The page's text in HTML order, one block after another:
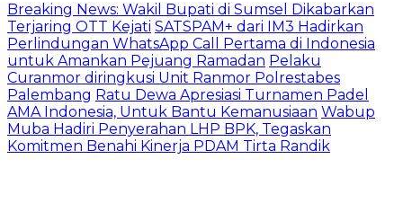
Breaking News: Wakil Bupati di Sumsel Dikabarkan
Terjaring OTT Kejati SATSPAM+ dari IM3 Hadirkan
Perlindungan WhatsApp Call Pertama di Indonesia
untuk Amankan Pejuang Ramadan Pelaku
Curanmor diringkusi Unit Ranmor Polrestabes
Palembang Ratu Dewa Apresiasi Turnamen Padel
AMA Indonesia, Untuk Bantu Kemanusiaan Wabup
Muba Hadiri Penyerahan LHP BPK, Tegaskan
Komitmen Benahi Kinerja PDAM Tirta Randik